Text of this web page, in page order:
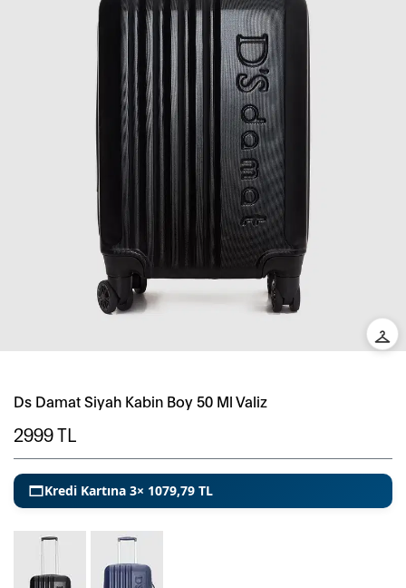
Ds Damat Siyah Kabin Boy 50 Ml Valiz
2999TL
Kredi Kartına 3× 1079,79 TL